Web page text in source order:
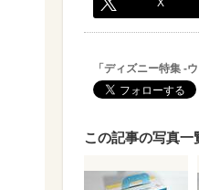
X
「ディズニー特集 -
この記事の写真一